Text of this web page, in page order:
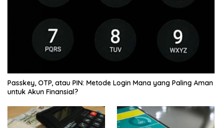
Passkey, OTP, atau PIN: Metode Login Mana yang Paling Aman
untuk Akun Finansial?